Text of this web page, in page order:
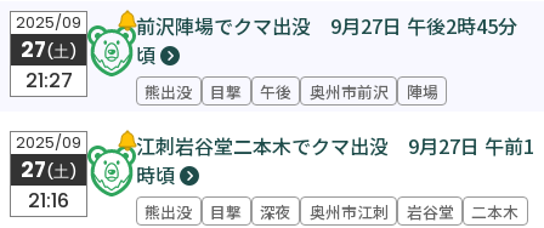
2025/09
27(土)
21:27
前沢陣場でクマ出没 9月27日 午後2時45分
頃
熊出没 目撃 午後 奥州市前沢 陣場
2025/09
27(土)
21:16
江刺岩谷堂二本木でクマ出没 9月27日 午前1
時頃
熊出没 目撃 深夜 奥州市江刺 岩谷堂 二本木